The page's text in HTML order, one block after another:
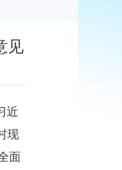
见
近
现
面